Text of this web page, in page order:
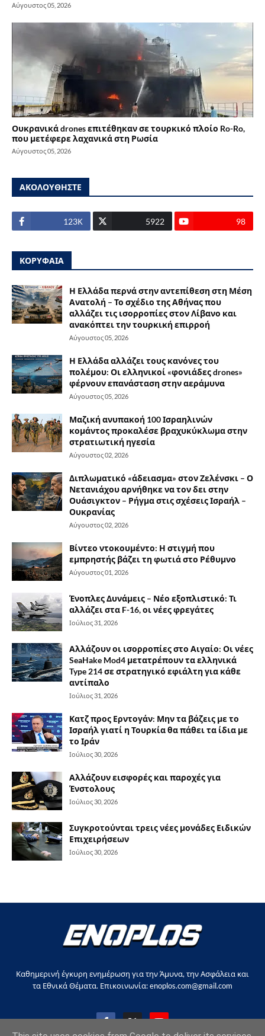
Αύγουστος 05, 2026
Ουκρανικά drones επιτέθηκαν σε τουρκικό πλοίο Ro-Ro,
που μετέφερε λαχανικά στη Ρωσία
Αύγουστος 05, 2026
ΑΚΟΛΟΥΘΗΣΤΕ
123Κ 5922 98
ΚΟΡΥΦΑΙΑ
Η Ελλάδα περνά στην αντεπίθεση στη Μέση
Ανατολή – Το σχέδιο της Αθήνας που
αλλάζει τις ισορροπίες στον Λίβανο και
ανακόπτει την τουρκική επιρροή
Αύγουστος 05, 2026
Η Ελλάδα αλλάζει τους κανόνες του
πολέμου: Οι ελληνικοί «φονιάδες drones»
φέρνουν επανάσταση στην αεράμυνα
Αύγουστος 05, 2026
Μαζική ανυπακοή 100 Ισραηλινών
κομάντος προκαλέσε βραχυκύκλωμα στην
στρατιωτική ηγεσία
Αύγουστος 02, 2026
Διπλωματικό «άδειασμα» στον Ζελένσκι – Ο
Νετανιάχου αρνήθηκε να τον δει στην
Ουάσιγκτον – Ρήγμα στις σχέσεις Ισραήλ –
Ουκρανίας
Αύγουστος 02, 2026
Βίντεο ντοκουμέντο: Η στιγμή που
εμπρηστής βάζει τη φωτιά στο Ρέθυμνο
Αύγουστος 01, 2026
Ένοπλες Δυνάμεις – Νέο εξοπλιστικό: Τι
αλλάζει στα F-16, οι νέες φρεγάτες
Ιούλιος 31, 2026
Αλλάζουν οι ισορροπίες στο Αιγαίο: Οι νέες
SeaHake Mod4 μετατρέπουν τα ελληνικά
Type 214 σε στρατηγικό εφιάλτη για κάθε
αντίπαλο
Ιούλιος 31, 2026
Κατζ προς Ερντογάν: Μην τα βάζεις με το
Ισραήλ γιατί η Τουρκία θα πάθει τα ίδια με
το Ιράν
Ιούλιος 30, 2026
Αλλάζουν εισφορές και παροχές για
Ένστολους
Ιούλιος 30, 2026
Συγκροτούνται τρεις νέες μονάδες Ειδικών
Επιχειρήσεων
Ιούλιος 30, 2026
Καθημερινή έγκυρη ενημέρωση για την Άμυνα, την Ασφάλεια και
τα Εθνικά Θέματα. Επικοινωνία: enoplos.com@gmail.com